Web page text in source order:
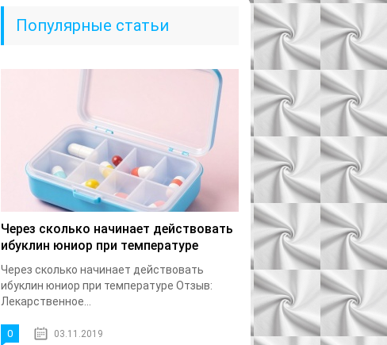
Популярные статьи
Через сколько начинает действовать
ибуклин юниор при температуре
Через сколько начинает действовать
ибуклин юниор при температуре Отзыв:
Лекарственное...
0 03.11.2019